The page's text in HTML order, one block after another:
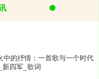
中的抒情：一首歌与一个时代
四军_歌词